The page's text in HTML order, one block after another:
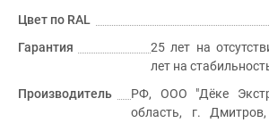
Цвет по RAL
Гарантия
25 лет на
лет на
Производитель
РФ, ООО "Дёке
область, г.